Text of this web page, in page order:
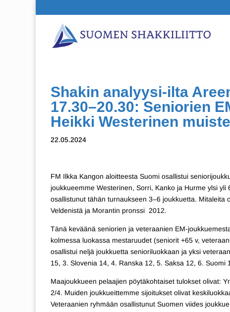
Shakin analyysi-ilta
17.30–20.30: Seniorien
Heikki Westerinen
22.05.2024
FM Ilkka Kangon aloitteesta Suomi osallistui
joukkueemme Westerinen, Sorri, Kanko ja Hurme ylsi
osallistunut tähän turnaukseen 3–6 joukkuetta. Mitaleita
Veldenistä ja Morantin pronssi 2012.
Tänä keväänä seniorien ja veteraanien EM-
kolmessa luokassa mestaruudet (seniorit +65 v,
osallistui neljä joukkuetta senioriluokkaan ja yksi
15, 3. Slovenia 14, 4. Ranska 12, 5. Saksa 12, 6.
Maajoukkueen pelaajien pöytäkohtaiset tulokset olivat:
2/4. Muiden joukkueittemme sijoitukset olivat
Veteraanien ryhmään osallistunut Suomen viides